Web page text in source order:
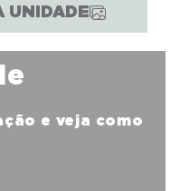
UNIDADE
e veja como